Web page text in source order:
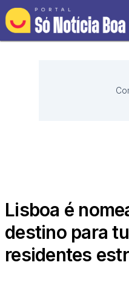
Lisboa é
destino para
residentes